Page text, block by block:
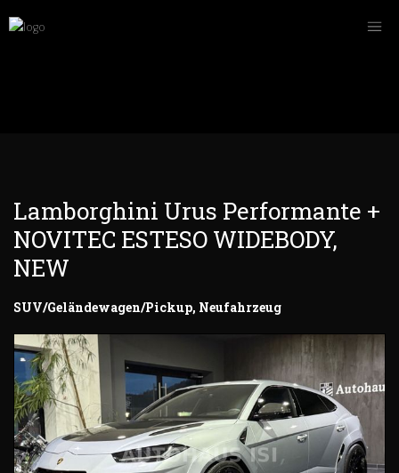
Lamborghini Urus Performante +
NOVITEC ESTESO WIDEBODY,
NEW
SUV/Geländewagen/Pickup, Neufahrzeug